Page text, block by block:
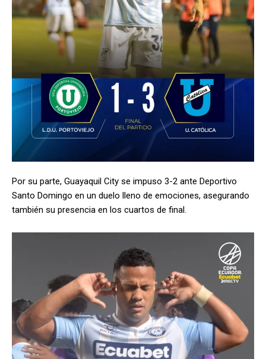
Por su parte, Guayaquil City se impuso 3-2 ante Deportivo
Santo Domingo en un duelo lleno de emociones, asegurando
también su presencia en los cuartos de final.